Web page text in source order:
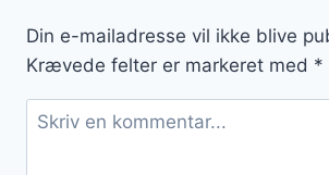
Din e-mailadresse vil ikke blive
Krævede felter er markeret med *